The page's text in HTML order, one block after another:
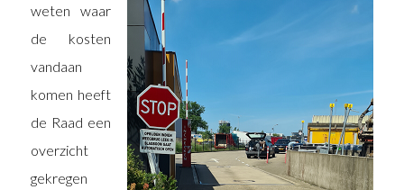
weten waar
de kosten
vandaan
komen heeft
de Raad een
overzicht
gekregen